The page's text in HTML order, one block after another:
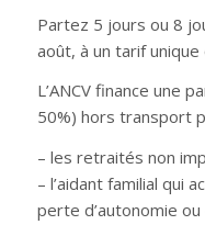
Partez 5 jours ou 8
août, à un tarif
L’ANCV finance une
50%) hors transport
– les retraités non
– l’aidant familial qui
perte d’autonomie